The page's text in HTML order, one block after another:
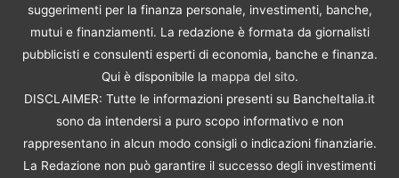
suggerimenti per la finanza personale, investimenti, banche,
mutui e finanziamenti. La redazione è formata da giornalisti
pubblicisti e consulenti esperti di economia, banche e finanza.
Qui è disponibile la mappa del sito.
DISCLAIMER: Tutte le informazioni presenti su BancheItalia.it
sono da intendersi a puro scopo informativo e non
rappresentano in alcun modo consigli o indicazioni finanziarie.
La Redazione non può garantire il successo degli investimenti